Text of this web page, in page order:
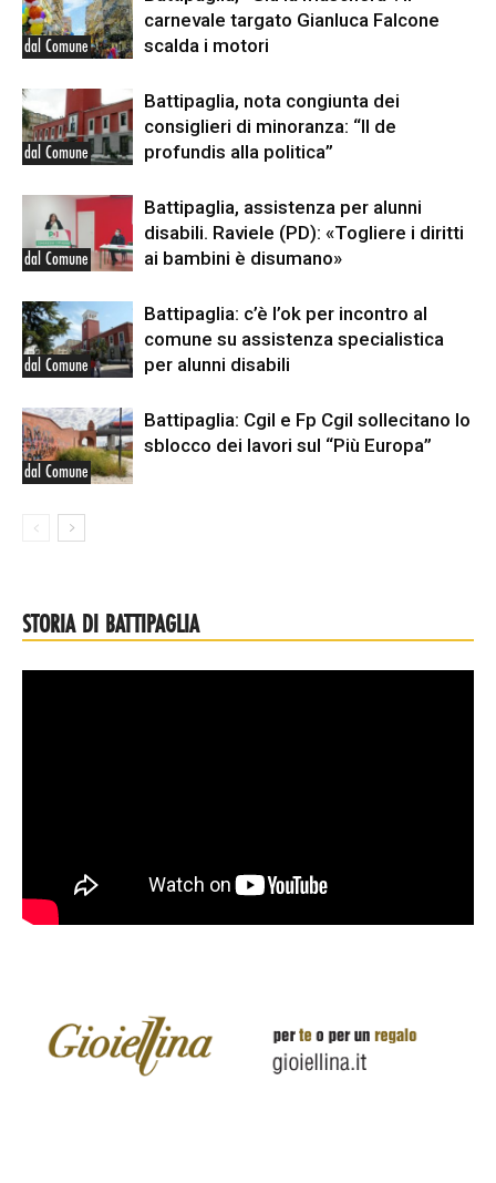
dal Comune
carnevale targato Gianluca Falcone
scalda i motori
dal Comune
Battipaglia, nota congiunta dei
consiglieri di minoranza: “Il de
profundis alla politica”
dal Comune
Battipaglia, assistenza per alunni
disabili. Raviele (PD): «Togliere i diritti
ai bambini è disumano»
dal Comune
Battipaglia: c’è l’ok per incontro al
comune su assistenza specialistica
per alunni disabili
dal Comune
Battipaglia: Cgil e Fp Cgil sollecitano lo
sblocco dei lavori sul “Più Europa”
STORIA DI BATTIPAGLIA